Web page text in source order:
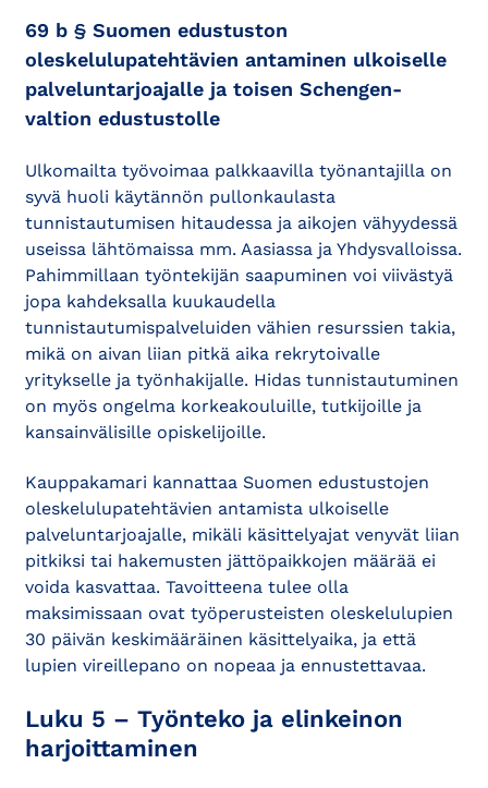
69 b § Suomen edustuston
oleskelulupatehtävien antaminen ulkoiselle
palveluntarjoajalle ja toisen Schengen-
valtion edustustolle
Ulkomailta työvoimaa palkkaavilla työnantajilla on
syvä huoli käytännön pullonkaulasta
tunnistautumisen hitaudessa ja aikojen vähyydessä
useissa lähtömaissa mm. Aasiassa ja Yhdysvalloissa.
Pahimmillaan työntekijän saapuminen voi viivästyä
jopa kahdeksalla kuukaudella
tunnistautumispalveluiden vähien resurssien takia,
mikä on aivan liian pitkä aika rekrytoivalle
yritykselle ja työnhakijalle. Hidas tunnistautuminen
on myös ongelma korkeakouluille, tutkijoille ja
kansainvälisille opiskelijoille.
Kauppakamari kannattaa Suomen edustustojen
oleskelulupatehtävien antamista ulkoiselle
palveluntarjoajalle, mikäli käsittelyajat venyvät liian
pitkiksi tai hakemusten jättöpaikkojen määrää ei
voida kasvattaa. Tavoitteena tulee olla
maksimissaan ovat työperusteisten oleskelulupien
30 päivän keskimääräinen käsittelyaika, ja että
lupien vireillepano on nopeaa ja ennustettavaa.
Luku 5 – Työnteko ja elinkeinon
harjoittaminen